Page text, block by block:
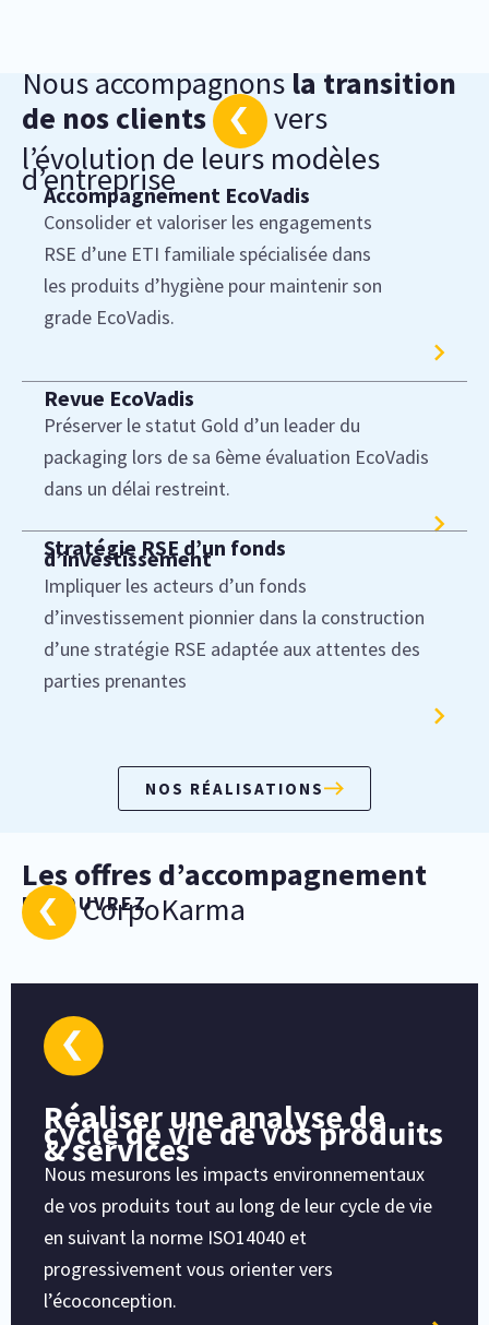
Nous accompagnons la transition
de nos clients
vers
l’évolution de leurs modèles
d’entreprise
Accompagnement EcoVadis
Consolider et valoriser les engagements
RSE d’une ETI familiale spécialisée dans
les produits d’hygiène pour maintenir son
grade EcoVadis.
Revue EcoVadis
Préserver le statut Gold d’un leader du
packaging lors de sa 6ème évaluation EcoVadis
dans un délai restreint.
Stratégie RSE d’un fonds
d’investissement
Impliquer les acteurs d’un fonds
d’investissement pionnier dans la construction
d’une stratégie RSE adaptée aux attentes des
parties prenantes
NOS RÉALISATIONS
DECOUVREZ
Les offres d’accompagnement
CorpoKarma
Réaliser une analyse de
cycle de vie de vos produits
& services
Nous mesurons les impacts environnementaux
de vos produits tout au long de leur cycle de vie
en suivant la norme ISO14040 et
progressivement vous orienter vers
l’écoconception.